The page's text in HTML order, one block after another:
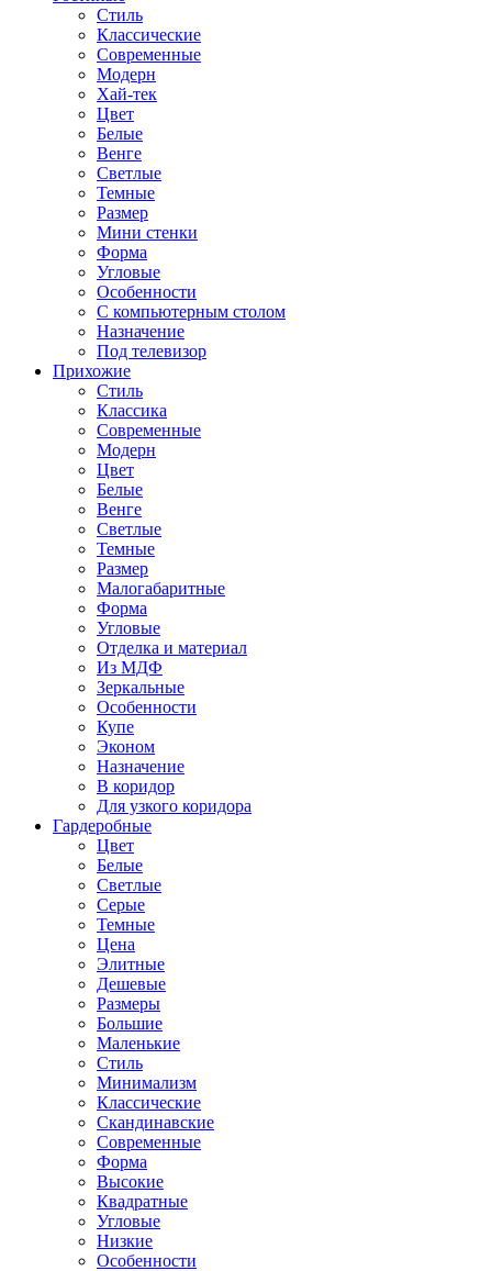
Стиль
Классические
Современные
Модерн
Хай-тек
Цвет
Белые
Венге
Светлые
Темные
Размер
Мини стенки
Форма
Угловые
Особенности
С компьютерным столом
Назначение
Под телевизор
Прихожие
Стиль
Классика
Современные
Модерн
Цвет
Белые
Венге
Светлые
Темные
Размер
Малогабаритные
Форма
Угловые
Отделка и материал
Из МДФ
Зеркальные
Особенности
Купе
Эконом
Назначение
В коридор
Для узкого коридора
Гардеробные
Цвет
Белые
Светлые
Серые
Темные
Цена
Элитные
Дешевые
Размеры
Большие
Маленькие
Стиль
Минимализм
Классические
Скандинавские
Современные
Форма
Высокие
Квадратные
Угловые
Низкие
Особенности